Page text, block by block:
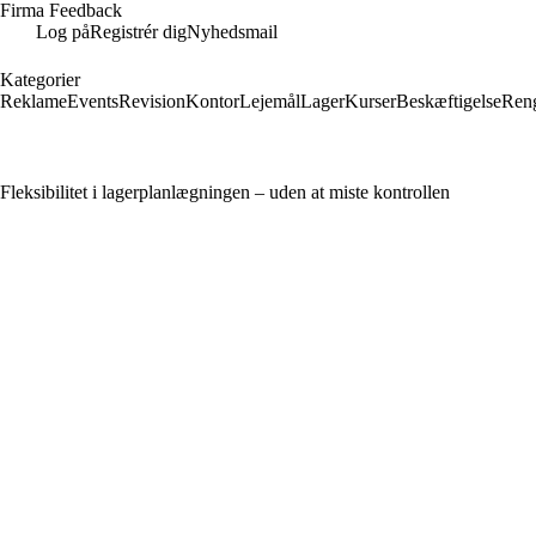
Firma Feedback
Log påRegistrér digNyhedsmail
Kategorier
ReklameEventsRevisionKontorLejemålLagerKurserBeskæftigelse
Fleksibilitet i lagerplanlægningen – uden at miste kontrollen